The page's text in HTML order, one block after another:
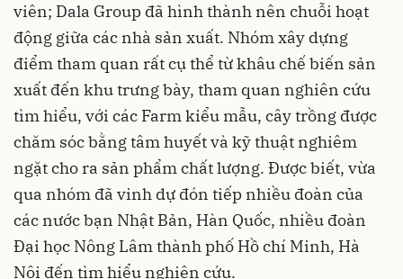
viên; Dala Group đã hình thành nên chuỗi hoạt
động giữa các nhà sản xuất. Nhóm xây dựng
điểm tham quan rất cụ thể từ khâu chế biến sản
xuất đến khu trưng bày, tham quan nghiên cứu
tìm hiểu, với các Farm kiểu mẫu, cây trồng được
chăm sóc bằng tâm huyết và kỹ thuật nghiêm
ngặt cho ra sản phẩm chất lượng. Được biết, vừa
qua nhóm đã vinh dự đón tiếp nhiều đoàn của
các nước bạn Nhật Bản, Hàn Quốc, nhiều đoàn
Đại học Nông Lâm thành phố Hồ chí Minh, Hà
Nội đến tìm hiểu nghiên cứu.